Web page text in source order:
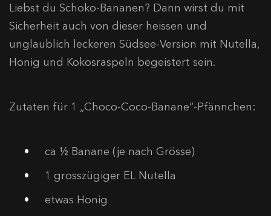
Liebst du Schoko-Bananen? Dann wirst du mit
Sicherheit auch von dieser heissen und
unglaublich leckeren Südsee-Version mit Nutella,
Honig und Kokosraspeln begeistert sein.
Zutaten für 1 „Choco-Coco-Banane“-Pfännchen:
ca ½ Banane (je nach Grösse)
1 grosszügiger EL Nutella
etwas Honig